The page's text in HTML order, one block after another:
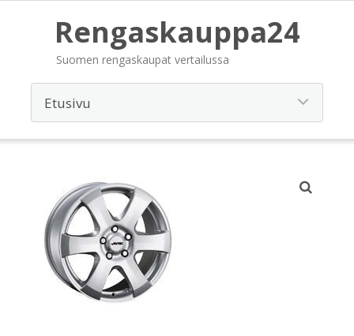
Rengaskauppa24
Suomen rengaskaupat vertailussa